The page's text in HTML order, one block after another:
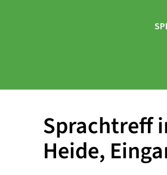
Sprachtreff
Heide,